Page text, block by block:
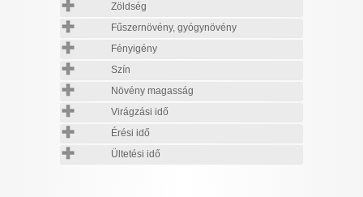
Zöldség
Fűszernövény, gyógynövény
Fényigény
Szín
Növény magasság
Virágzási idő
Érési idő
Ültetési idő